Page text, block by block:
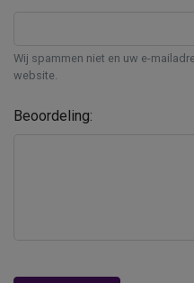
Wij spammen niet en uw e-
website.
Beoordeling: